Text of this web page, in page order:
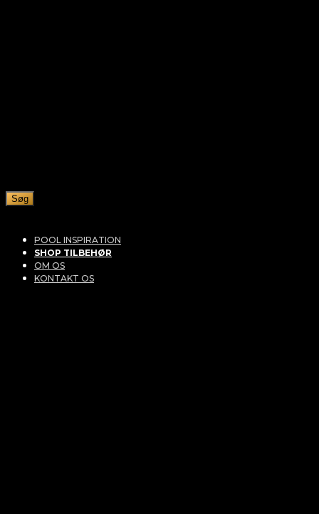
Søg
POOL INSPIRATION
SHOP TILBEHØR
OM OS
KONTAKT OS